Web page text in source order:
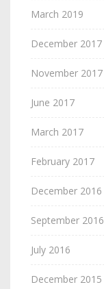
March 2019
December 2017
November 2017
June 2017
March 2017
February 2017
December 2016
September 2016
July 2016
December 2015